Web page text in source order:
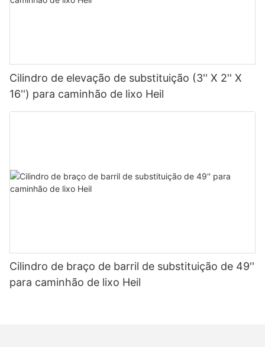
Cilindro de elevação de substituição (3'' X 2'' X
16'') para caminhão de lixo Heil
Cilindro de braço de barril de substituição de 49''
para caminhão de lixo Heil